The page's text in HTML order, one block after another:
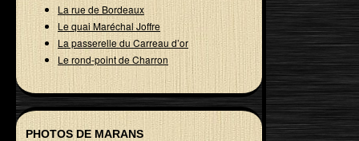
La rue de Bordeaux
Le quai Maréchal Joffre
La passerelle du Carreau d’or
Le rond-point de Charron
PHOTOS DE MARANS